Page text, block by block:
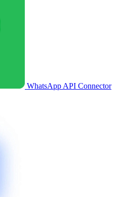
WhatsApp API Connector